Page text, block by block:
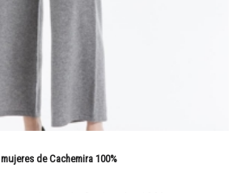
de Cachemira 100%